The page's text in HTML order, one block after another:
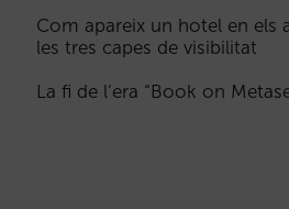
Com apareix un hotel en els
les tres capes de visibilitat
La fi de l’era “Book on